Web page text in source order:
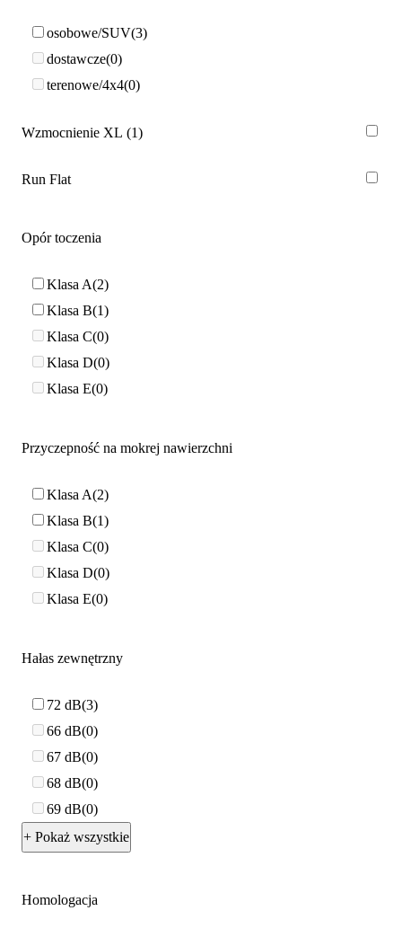
osobowe/SUV 3
dostawcze 0
terenowe/4x4 0
Wzmocnienie XL 1
Run Flat
Opór toczenia
Klasa A 2
Klasa B 1
Klasa C 0
Klasa D 0
Klasa E 0
Przyczepność na mokrej nawierzchni
Klasa A 2
Klasa B 1
Klasa C 0
Klasa D 0
Klasa E 0
Hałas zewnętrzny
72 dB 3
66 dB 0
67 dB 0
68 dB 0
69 dB 0
+ Pokaż wszystkie
Homologacja